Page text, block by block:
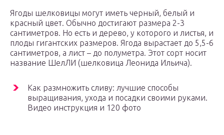
Ягоды шелковицы могут иметь черный, белый и
красный цвет. Обычно достигают размера 2-3
сантиметров. Но есть и дерево, у которого и листья, и
плоды гигантских размеров. Ягода вырастает до 5,5-6
сантиметров, а лист – до полуметра. Этот сорт носит
название ШелЛИ (шелковица Леонида Ильича).
Как размножить сливу: лучшие способы
выращивания, ухода и посадки своими руками.
Видео инструкция и 120 фото